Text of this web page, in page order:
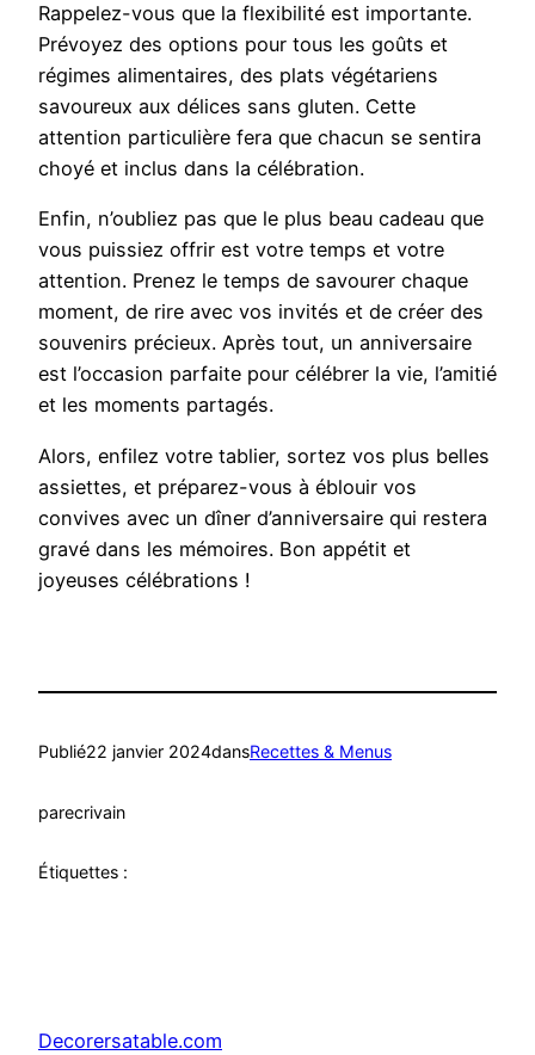
Rappelez-vous que la flexibilité est importante.
Prévoyez des options pour tous les goûts et
régimes alimentaires, des plats végétariens
savoureux aux délices sans gluten. Cette
attention particulière fera que chacun se sentira
choyé et inclus dans la célébration.
Enfin, n’oubliez pas que le plus beau cadeau que
vous puissiez offrir est votre temps et votre
attention. Prenez le temps de savourer chaque
moment, de rire avec vos invités et de créer des
souvenirs précieux. Après tout, un anniversaire
est l’occasion parfaite pour célébrer la vie, l’amitié
et les moments partagés.
Alors, enfilez votre tablier, sortez vos plus belles
assiettes, et préparez-vous à éblouir vos
convives avec un dîner d’anniversaire qui restera
gravé dans les mémoires. Bon appétit et
joyeuses célébrations !
Publié22 janvier 2024dansRecettes & Menus
parecrivain
Étiquettes :
Decorersatable.com